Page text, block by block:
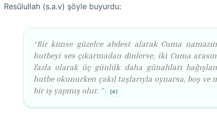
Resûlullah (s.a.v) şöyle buyurdu:
“Bir kimse güzelce abdest alarak Cuma
hutbeyi ses çıkarmadan dinlerse, iki Cuma
fazla olarak üç günlük daha günahları
hutbe okunurken çakıl taşlarıyla oynarsa, boş ve
bir iş yapmış olur. ”
[4]